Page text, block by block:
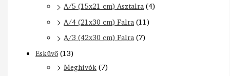
A/5 (15x21 cm) Asztalra(4)
A/4 (21x30 cm) Falra(11)
A/3 (42x30 cm) Falra(7)
Esküvő(13)
Meghívók(7)